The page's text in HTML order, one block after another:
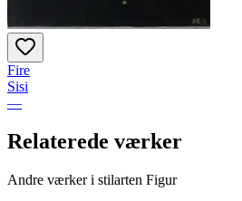
Fire
Sisi
—
Relaterede værker
Andre værker i stilarten Figur